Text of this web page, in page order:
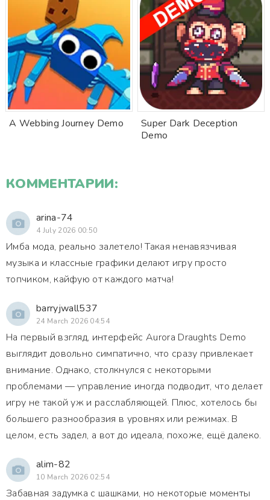
A Webbing Journey Demo
Super Dark Deception
Demo
КОММЕНТАРИИ:
arina-74
4 July 2026 00:50
Имба мода, реально залетело! Такая ненавязчивая
музыка и классные графики делают игру просто
топчиком, кайфую от каждого матча!
barryjwall537
24 March 2026 04:54
На первый взгляд, интерфейс Aurora Draughts Demo
выглядит довольно симпатично, что сразу привлекает
внимание. Однако, столкнулся с некоторыми
проблемами — управление иногда подводит, что делает
игру не такой уж и расслабляющей. Плюс, хотелось бы
большего разнообразия в уровнях или режимах. В
целом, есть задел, а вот до идеала, похоже, ещё далеко.
alim-82
10 March 2026 02:54
Забавная задумка с шашками, но некоторые моменты